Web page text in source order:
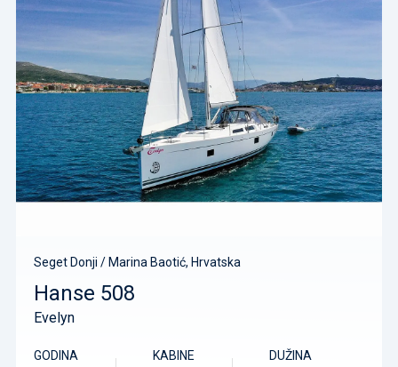
Seget Donji / Marina Baotić, Hrvatska
Hanse 508
Evelyn
GODINA KABINE DUŽINA